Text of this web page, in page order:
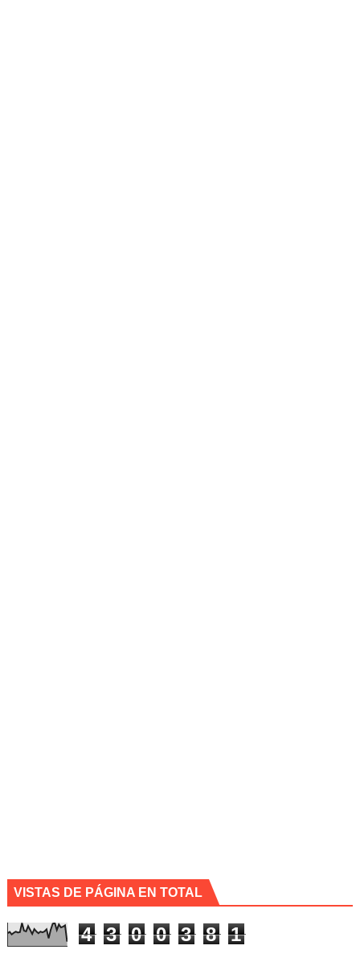
VISTAS DE PÁGINA EN TOTAL
4 3 0 0 3 8 1